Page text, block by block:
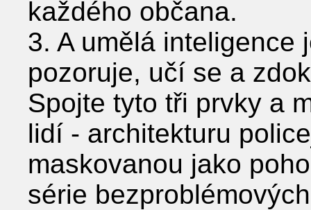
každého občana.
3. A umělá inteligence
pozoruje, učí se a
Spojte tyto tři prvky a
lidí - architekturu
maskovanou jako
série